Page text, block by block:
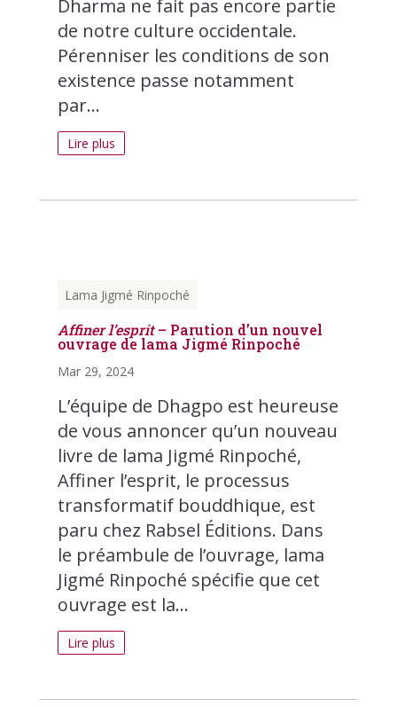
Dharma ne fait pas encore partie
de notre culture occidentale.
Pérenniser les conditions de son
existence passe notamment
par...
Lire plus
Lama Jigmé Rinpoché
Affiner l’esprit– Parution d’un nouvel
ouvrage de lama Jigmé Rinpoché
Mar 29, 2024
L’équipe de Dhagpo est heureuse
de vous annoncer qu’un nouveau
livre de lama Jigmé Rinpoché,
Affiner l’esprit, le processus
transformatif bouddhique, est
paru chez Rabsel Éditions. Dans
le préambule de l’ouvrage, lama
Jigmé Rinpoché spécifie que cet
ouvrage est la...
Lire plus